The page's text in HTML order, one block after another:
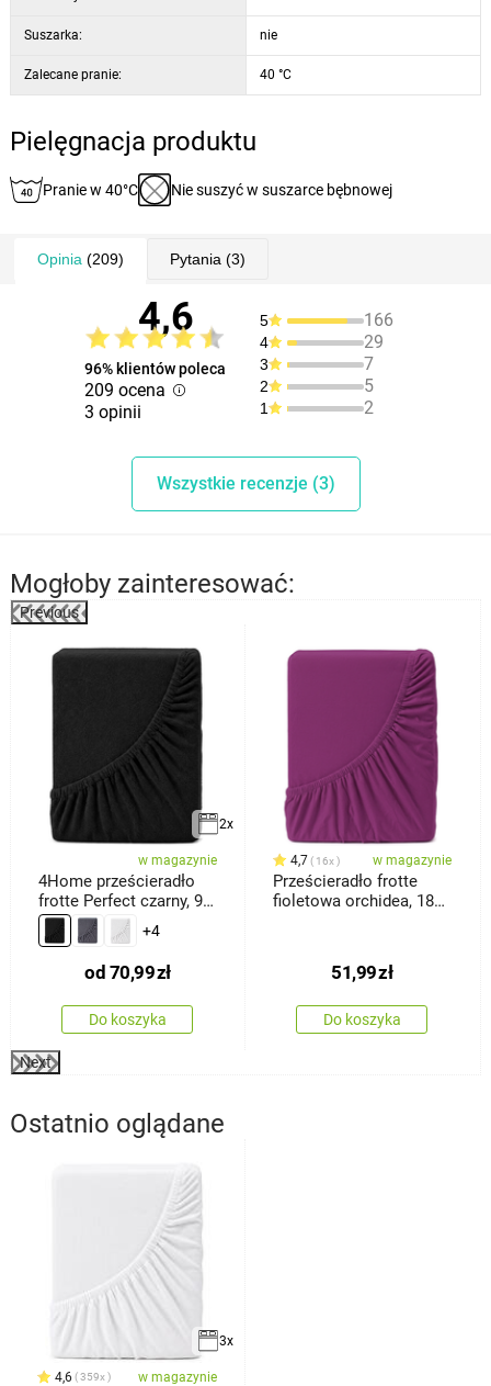
Suszarka: nie
Zalecane pranie: 40 °C
Pielęgnacja produktu
Pranie w 40°C Nie suszyć w suszarce bębnowej
Opinia (209) Pytania (3)
4,6
96% klientów poleca
209 ocena
3 opinii
5 166
4 29
3 7
2 5
1 2
Wszystkie recenzje (3)
Mogłoby zainteresować:
Previous
2x
w magazynie
4Home prześcieradło
frotte Perfect czarny, 90
x
+4
od 70,99zł
Do koszyka
4,7 16x w magazynie
Prześcieradło frotte
fioletowa orchidea, 180
51,99zł
Do koszyka
Next
Ostatnio oglądane
3x
4,6 359x w magazynie